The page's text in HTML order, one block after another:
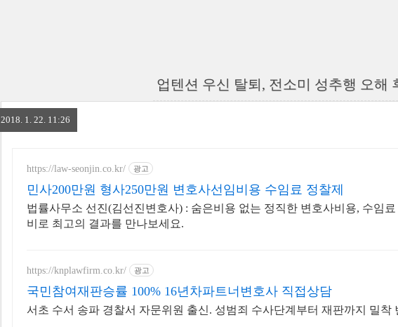
업텐션 우신 탈퇴, 전소미 성추행 오해
2018. 1. 22. 11:26
https://law-seonjin.co.kr/ 광고
민사200만원 형사250만원 변호사선임비용 수임료 정찰제
법률사무소 선진(김선진변호사) : 숨은비용 없는 정직한 변호사비용, 수임
비로 최고의 결과를 만나보세요.
https://knplawfirm.co.kr/ 광고
국민참여재판승률 100% 16년차파트너변호사 직접상담
서초 수서 송파 경찰서 자문위원 출신. 성범죄 수사단계부터 재판까지 밀착